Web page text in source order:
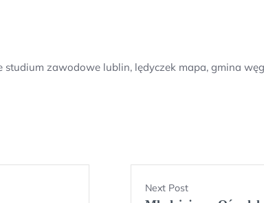
studium zawodowe lublin, lędyczek mapa, gmina
Next Post